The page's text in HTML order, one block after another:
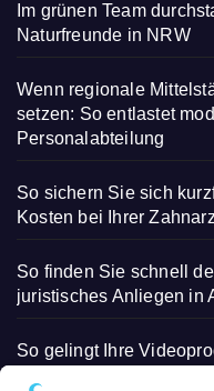
Im grünen Team
Naturfreunde in NRW
Wenn regionale
setzen: So entlastet
Personalabteilung
So sichern Sie sich
Kosten bei Ihrer
So finden Sie schnell
juristisches Anliegen in
So gelingt Ihre